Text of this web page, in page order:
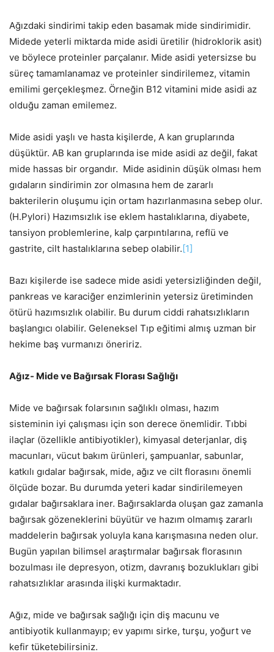
Ağızdaki sindirimi takip eden basamak mide sindirimidir.
Midede yeterli miktarda mide asidi üretilir (hidroklorik asit)
ve böylece proteinler parçalanır. Mide asidi yetersizse bu
süreç tamamlanamaz ve proteinler sindirilemez, vitamin
emilimi gerçekleşmez. Örneğin B12 vitamini mide asidi az
olduğu zaman emilemez.
Mide asidi yaşlı ve hasta kişilerde, A kan gruplarında
düşüktür. AB kan gruplarında ise mide asidi az değil, fakat
mide hassas bir organdır. Mide asidinin düşük olması hem
gıdaların sindirimin zor olmasına hem de zararlı
bakterilerin oluşumu için ortam hazırlanmasına sebep olur.
(H.Pylori) Hazımsızlık ise eklem hastalıklarına, diyabete,
tansiyon problemlerine, kalp çarpıntılarına, reflü ve
gastrite, cilt hastalıklarına sebep olabilir.[1]
Bazı kişilerde ise sadece mide asidi yetersizliğinden değil,
pankreas ve karaciğer enzimlerinin yetersiz üretiminden
ötürü hazımsızlık olabilir. Bu durum ciddi rahatsızlıkların
başlangıcı olabilir. Geleneksel Tıp eğitimi almış uzman bir
hekime baş vurmanızı öneririz.
Ağız- Mide ve Bağırsak Florası Sağlığı
Mide ve bağırsak folarsının sağlıklı olması, hazım
sisteminin iyi çalışması için son derece önemlidir. Tıbbi
ilaçlar (özellikle antibiyotikler), kimyasal deterjanlar, diş
macunları, vücut bakım ürünleri, şampuanlar, sabunlar,
katkılı gıdalar bağırsak, mide, ağız ve cilt florasını önemli
ölçüde bozar. Bu durumda yeteri kadar sindirilemeyen
gıdalar bağırsaklara iner. Bağırsaklarda oluşan gaz zamanla
bağırsak gözeneklerini büyütür ve hazım olmamış zararlı
maddelerin bağırsak yoluyla kana karışmasına neden olur.
Bugün yapılan bilimsel araştırmalar bağırsak florasının
bozulması ile depresyon, otizm, davranış bozuklukları gibi
rahatsızlıklar arasında ilişki kurmaktadır.
Ağız, mide ve bağırsak sağlığı için diş macunu ve
antibiyotik kullanmayıp; ev yapımı sirke, turşu, yoğurt ve
kefir tüketebilirsiniz.